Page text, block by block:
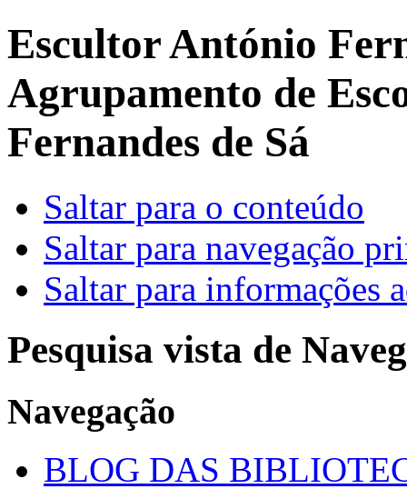
Escultor António
Agrupamento de
Fernandes de Sá
Saltar para o conteúdo
Saltar para navegação
Saltar para informações
Pesquisa vista de
Navegação
BLOG DAS